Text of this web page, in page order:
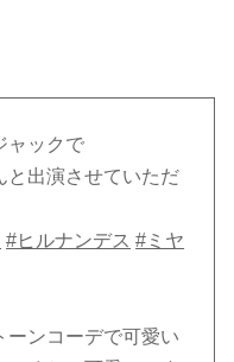
ャックで
と出演させていただ
#ヒルナンデス #ミヤ
ーンコーデで可愛い